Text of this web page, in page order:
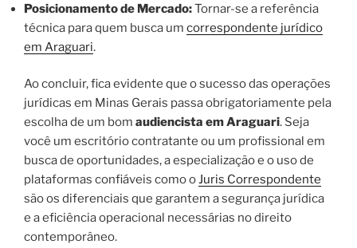
Posicionamento de Mercado:Tornar-se a referência
técnica para quem busca um correspondente jurídico
em Araguari.
Ao concluir, fica evidente que o sucesso das operações
jurídicas em Minas Gerais passa obrigatoriamente pela
escolha de um bom audiencista em Araguari. Seja
você um escritório contratante ou um profissional em
busca de oportunidades, a especialização e o uso de
plataformas confiáveis como oJuris Correspondente
são os diferenciais que garantem a segurança jurídica
e a eficiência operacional necessárias no direito
contemporâneo.